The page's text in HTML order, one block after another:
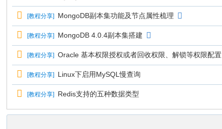
[教程分享] MongoDB副本集功能及节点属性梳理
[教程分享] MongoDB 4.0.4副本集搭建
[教程分享] Oracle 基本权限授权或者回收权限、解锁等权限配置
[教程分享] Linux下启用MySQL慢查询
[教程分享] Redis支持的五种数据类型